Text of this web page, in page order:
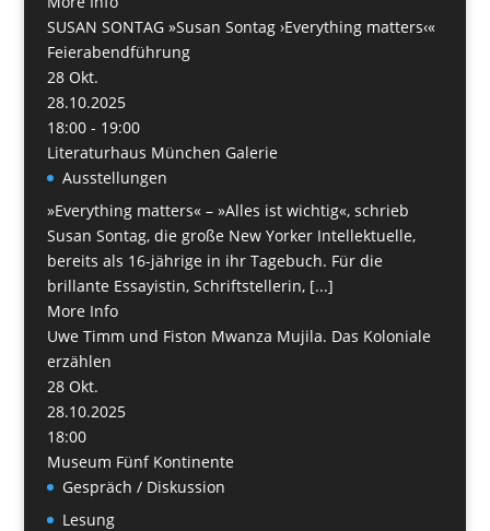
SUSAN SONTAG »Susan Sontag ›Everything matters‹«
Feierabendführung
28 Okt.
28.10.2025
18:00 - 19:00
Literaturhaus München Galerie
Ausstellungen
»Everything matters« – »Alles ist wichtig«, schrieb
Susan Sontag, die große New Yorker Intellektuelle,
bereits als 16-jährige in ihr Tagebuch. Für die
brillante Essayistin, Schriftstellerin, [...]
More Info
Uwe Timm und Fiston Mwanza Mujila. Das Koloniale
erzählen
28 Okt.
28.10.2025
18:00
Museum Fünf Kontinente
Gespräch / Diskussion
Lesung